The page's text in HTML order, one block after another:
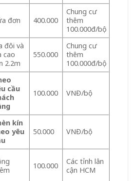
đơn 400.000
Chung cư
thêm
100.000đ/bộ
đôi và
cao
2.2m
550.000
Chung cư
thêm
100.000đ/bộ
cầu
100.000 VNĐ/bộ
kín
yêu
50.000 VNĐ/bộ
100.000
Các tỉnh lân
cận HCM